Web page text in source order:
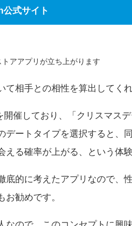
式サイト
アアプリが立ち上がります
相手との相性を算出してく
催しており、「クリスマス
ートタイプを選択すると、
る確率が上がる、という体験
的に考えたアプリなので、
勧めです。